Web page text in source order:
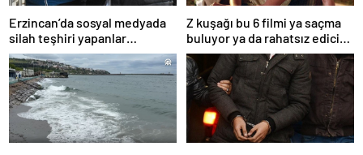
Erzincan’da sosyal medyada
silah teşhiri yapanlar
yakalandı
Z kuşağı bu 6 filmi ya saçma
buluyor ya da rahatsız edici
ve toksik!